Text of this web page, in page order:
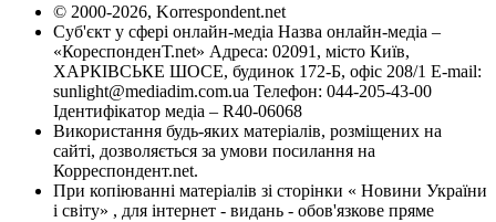
© 2000-2026, Korrespondent.net
Суб'єкт у сфері онлайн-медіа Назва онлайн-медіа –
«КореспонденТ.net» Адреса: 02091, місто Київ,
ХАРКІВСЬКЕ ШОСЕ, будинок 172-Б, офіс 208/1 E-mail:
sunlight@mediadim.com.ua Телефон: 044-205-43-00
Ідентифікатор медіа – R40-06068
Використання будь-яких матеріалів, розміщених на
сайті, дозволяється за умови посилання на
Корреспондент.net.
При копіюванні матеріалів зі сторінки « Новини України
і світу» , для інтернет - видань - обов'язкове пряме